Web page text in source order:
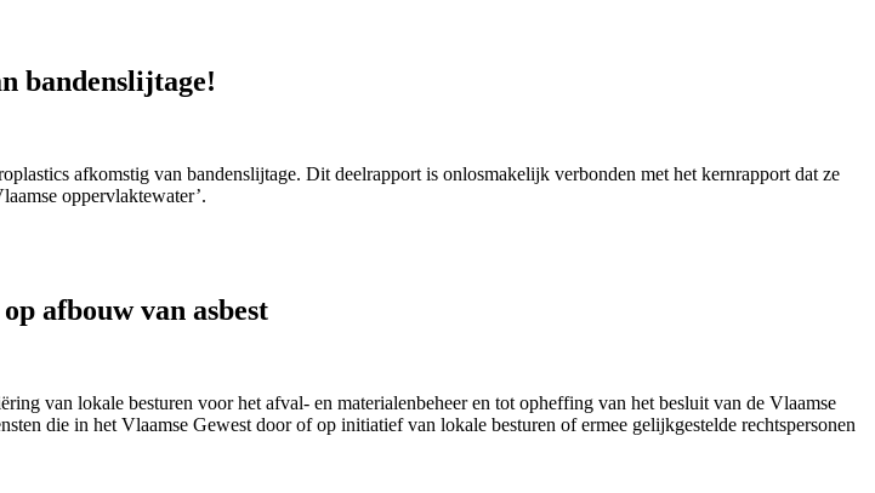
bandenslijtage!
afkomstig van bandenslijtage. Dit deelrapport is onlosmakelijk verbonden met het kernrapport dat ze
oppervlaktewater’.
afbouw van asbest
van lokale besturen voor het afval- en materialenbeheer en tot opheffing van het besluit van de Vlaamse
die in het Vlaamse Gewest door of op initiatief van lokale besturen of ermee gelijkgestelde rechtspersonen